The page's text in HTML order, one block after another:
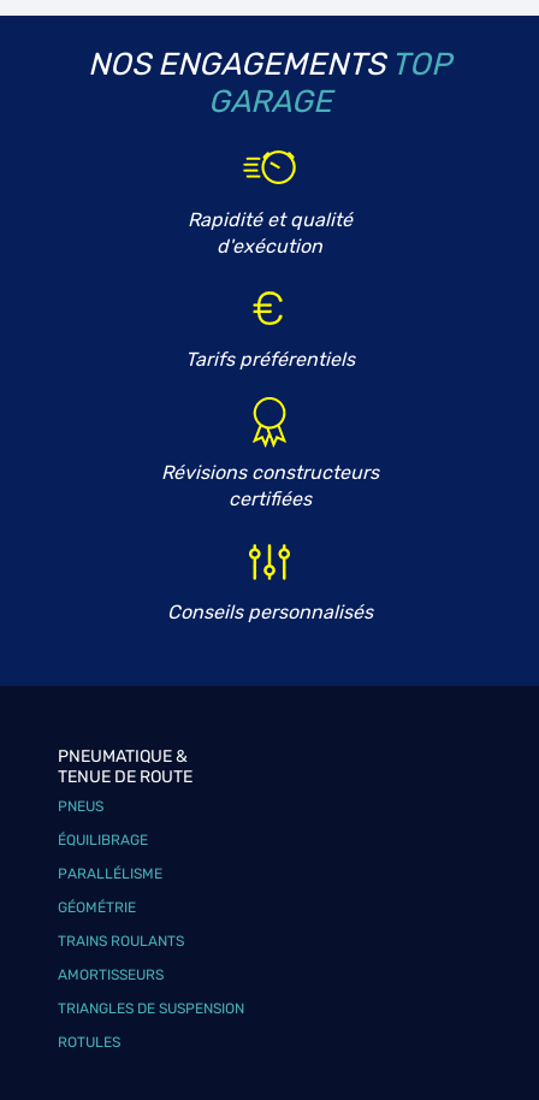
NOS ENGAGEMENTS TOP
GARAGE
Rapidité et qualité
d'exécution
Tarifs préférentiels
Révisions constructeurs
certifiées
Conseils personnalisés
PNEUMATIQUE &
TENUE DE ROUTE
PNEUS
ÉQUILIBRAGE
PARALLÉLISME
GÉOMÉTRIE
TRAINS ROULANTS
AMORTISSEURS
TRIANGLES DE SUSPENSION
ROTULES